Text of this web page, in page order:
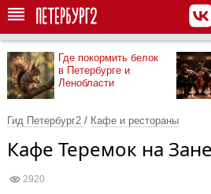
Где покормить белок
в Петербурге и
Ленобласти
Гид Петербург2 / Кафе и рестораны
Кафе Теремок на
2920